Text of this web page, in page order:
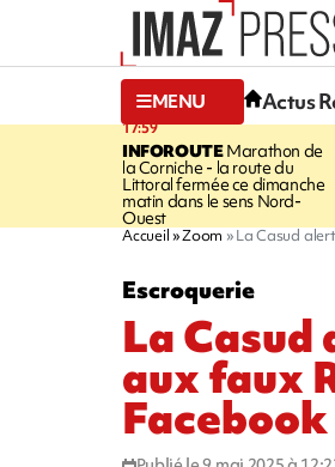
MENU Actus
17:59
INFOROUTEMarathon de
la Corniche - la route du
Littoral fermée ce dimanche
matin dans le sens Nord-
Ouest
Accueil Zoom La Casud
Escroquerie
La Casud
aux faux
Facebook